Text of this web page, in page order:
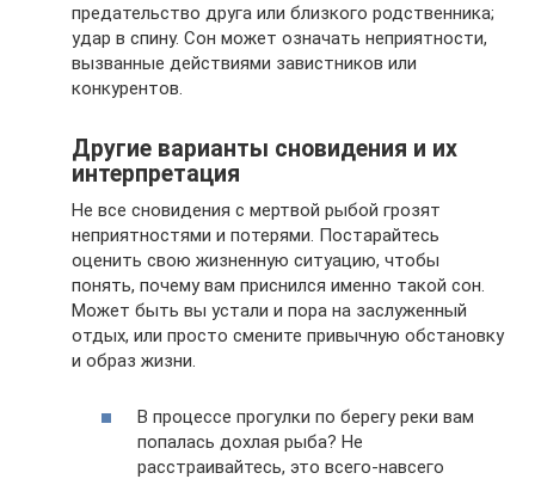
предательство друга или близкого родственника;
удар в спину. Сон может означать неприятности,
вызванные действиями завистников или
конкурентов.
Другие варианты сновидения и их
интерпретация
Не все сновидения с мертвой рыбой грозят
неприятностями и потерями. Постарайтесь
оценить свою жизненную ситуацию, чтобы
понять, почему вам приснился именно такой сон.
Может быть вы устали и пора на заслуженный
отдых, или просто смените привычную обстановку
и образ жизни.
В процессе прогулки по берегу реки вам
попалась дохлая рыба? Не
расстраивайтесь, это всего-навсего